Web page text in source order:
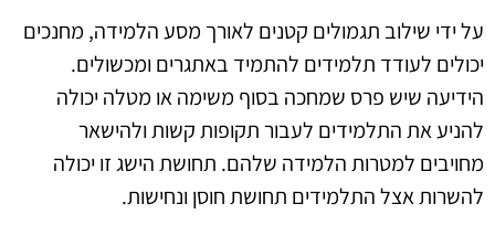
על ידי שילוב תגמולים קטנים לאורך מסע הלמידה, מחנכים
יכולים לעודד תלמידים להתמיד באתגרים ומכשולים.
הידיעה שיש פרס שמחכה בסוף משימה או מטלה יכולה
להניע את התלמידים לעבור תקופות קשות ולהישאר
מחויבים למטרות הלמידה שלהם. תחושת הישג זו יכולה
להשרות אצל התלמידים תחושת חוסן ונחישות.